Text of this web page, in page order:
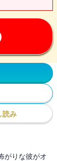
読み
がりな彼がオ